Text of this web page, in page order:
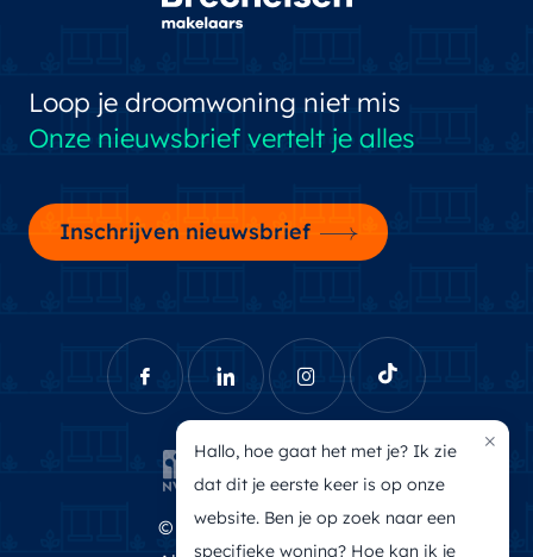
Loop je droomwoning niet mis
Onze nieuwsbrief vertelt je alles
Inschrijven nieuwsbrief
© Brecheisen Makelaars
×
Hallo, hoe gaat het met je? Ik zie
dat dit je eerste keer is op onze
website. Ben je op zoek naar een
specifieke woning? Hoe kan ik je